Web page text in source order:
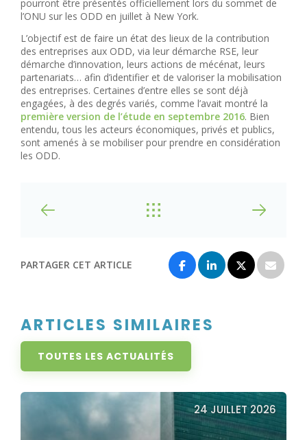
pourront être présentés officiellement lors du sommet de
l’ONU sur les ODD en juillet à New York.
L’objectif est de faire un état des lieux de la contribution
des entreprises aux ODD, via leur démarche RSE, leur
démarche d’innovation, leurs actions de mécénat, leurs
partenariats… afin d’identifier et de valoriser la mobilisation
des entreprises. Certaines d’entre elles se sont déjà
engagées, à des degrés variés, comme l’avait montré la
première version de l’étude en septembre 2016. Bien
entendu, tous les acteurs économiques, privés et publics,
sont amenés à se mobiliser pour prendre en considération
les ODD.
PARTAGER CET ARTICLE
ARTICLES SIMILAIRES
TOUTES LES ACTUALITÉS
24 JUILLET 2026